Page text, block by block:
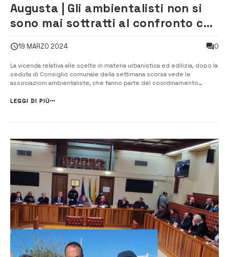
Augusta | Gli ambientalisti non si
sono mai sottratti al confronto con
19 MARZO 2024 0
La vicenda relativa alle scelte in materia urbanistica ed edilizia, dopo la
seduta di Consiglio comunale della settimana scorsa vede le
associazioni ambientaliste, che fanno parte del coordinamento
che sarebbero stati travisati, come quello di essersi sottratte al
LEGGI DI PIÙ